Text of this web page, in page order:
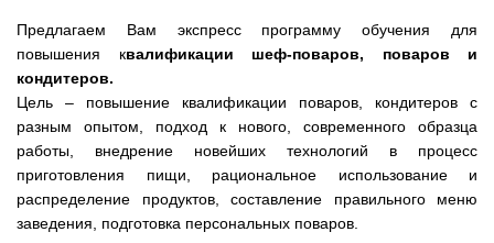
Предлагаем Вам экспресс программу обучения для
повышения квалификации шеф-поваров, поваров и
кондитеров.
Цель – повышение квалификации поваров, кондитеров с
разным опытом, подход к нового, современного образца
работы, внедрение новейших технологий в процесс
приготовления пищи, рациональное использование и
распределение продуктов, составление правильного меню
заведения, подготовка персональных поваров.